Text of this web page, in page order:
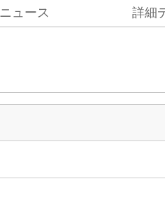
ニュース 詳細